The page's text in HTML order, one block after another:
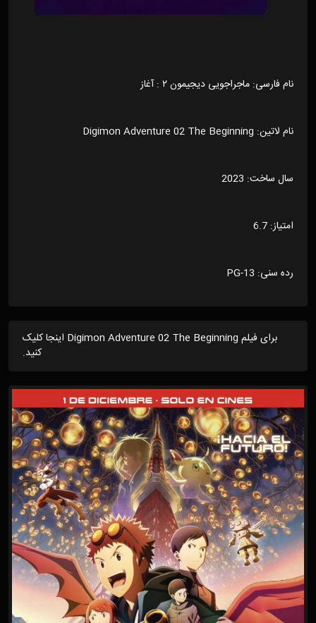
نام فارسی: ماجراجویی دیجیمون ۲ : آغاز
نام لاتین: Digimon Adventure 02 The Beginning
سال ساخت: 2023
امتیاز: 6.7
رده سنی: PG-13
برای فیلم Digimon Adventure 02 The Beginning اینجا کلیک
کنید.